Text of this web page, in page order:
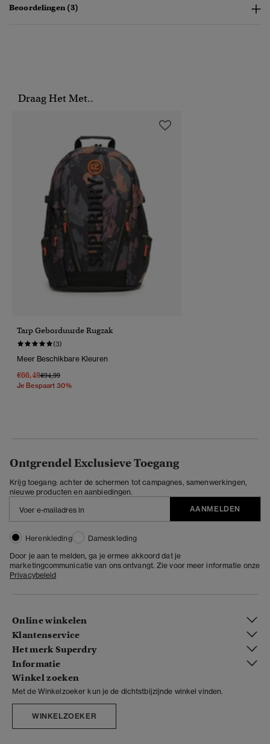
Beoordelingen (3)
Draag Het Met..
Tarp Geborduurde Rugzak
(3)
Meer Beschikbare Kleuren
€66,49Prijs Verlaagd Van
€94,99Naar
Je Bespaart 30%
Ontgrendel Exclusieve Toegang
Krijg toegang: achter de schermen tot campagnes, samenwerkingen,
nieuwe producten en aanbiedingen.
AANMELDEN
Herenkleding
Dameskleding
Door je aan te melden, ga je ermee akkoord dat je
marketingcommunicatie van ons ontvangt. Zie voor meer informatie onze
Privacybeleid
Online winkelen
Klantenservice
Het merk Superdry
Informatie
Winkel zoeken
Met de Winkelzoeker kun je de dichtstbijzijnde winkel vinden.
WINKELZOEKER